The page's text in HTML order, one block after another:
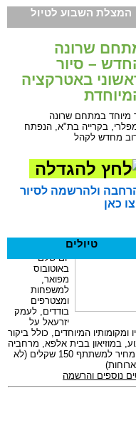
המצלת השבוע לטיול
שרונה
– סיור
באטרקציה
מיוחד במתחם שרונה
בקרייה בת"א, הנפתח
מחדש לקהל
ולהרשמה לסיור
כאן
טיולים